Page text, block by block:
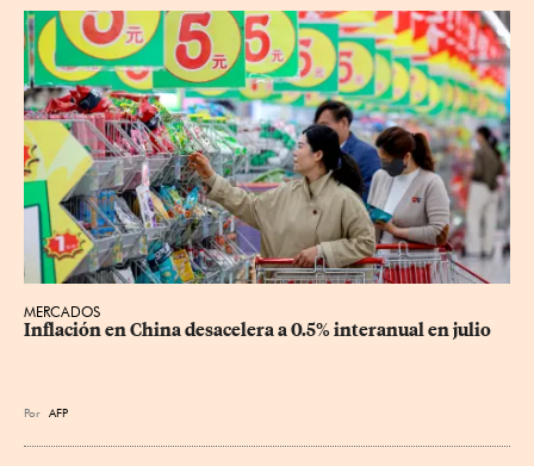
MERCADOS
Inflación en China desacelera a 0.5% interanual en julio
Por AFP